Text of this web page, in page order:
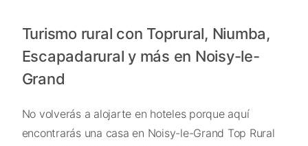
Turismo rural con Toprural, Niumba,
Escapadarural y más en Noisy-le-
Grand
No volverás a alojarte en hoteles porque aquí
encontrarás una casa en Noisy-le-Grand Top Rural